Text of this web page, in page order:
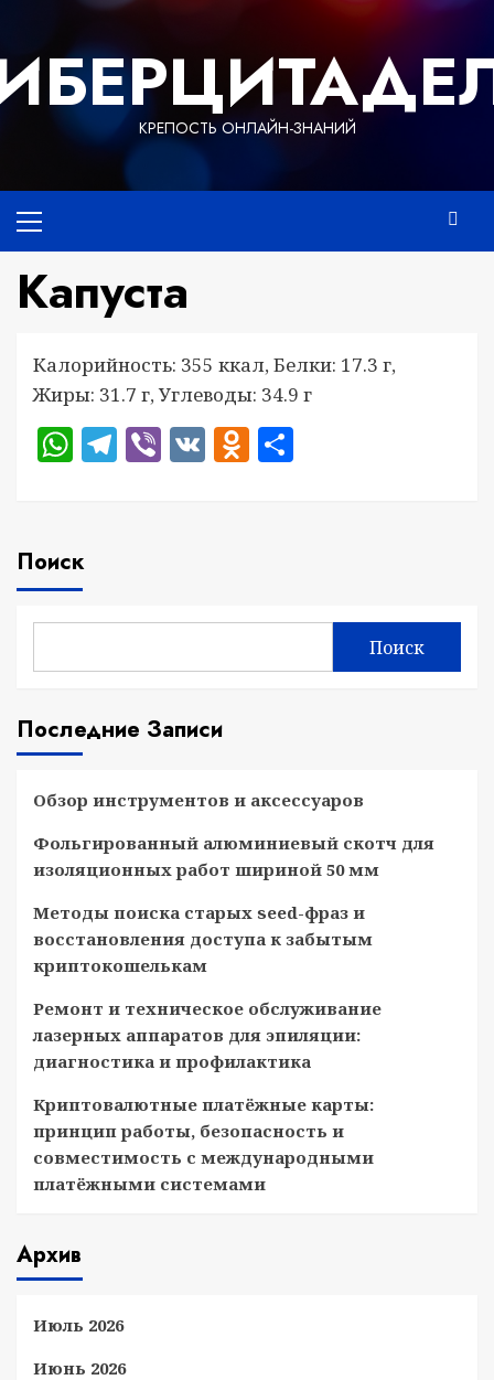
содержимому
КРЕПОСТЬ ОНЛАЙН-ЗНАНИЙ
меню
Капуста
Калорийность: 355 ккал, Белки: 17.3 г,
Жиры: 31.7 г, Углеводы: 34.9 г
WhatsApp
Telegram
Viber
VKOdnoklassniki
Поиск
Поиск
Последние Записи
Обзор инструментов и аксессуаров
Фольгированный алюминиевый скотч для
изоляционных работ шириной 50 мм
Методы поиска старых seed-фраз и
восстановления доступа к забытым
криптокошелькам
Ремонт и техническое обслуживание
лазерных аппаратов для эпиляции:
диагностика и профилактика
Криптовалютные платёжные карты:
принцип работы, безопасность и
совместимость с международными
платёжными системами
Архив
Июль 2026
Июнь 2026